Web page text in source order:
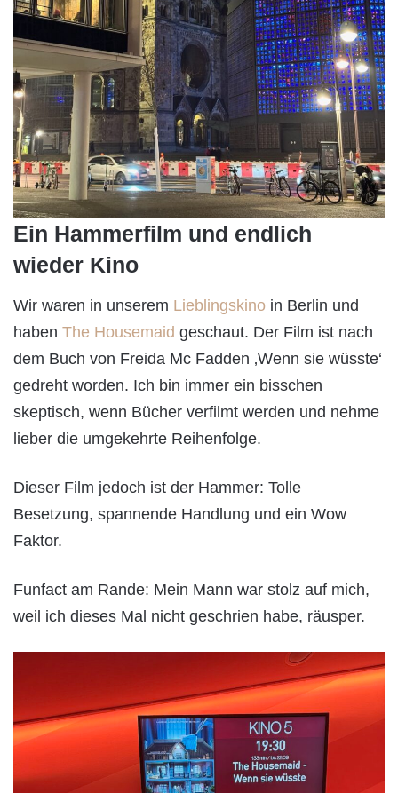
Ein Hammerfilm und endlich
wieder Kino
Wir waren in unserem Lieblingskino in Berlin und
haben The Housemaid geschaut. Der Film ist nach
dem Buch von Freida Mc Fadden ‚Wenn sie wüsste‘
gedreht worden. Ich bin immer ein bisschen
skeptisch, wenn Bücher verfilmt werden und nehme
lieber die umgekehrte Reihenfolge.
Dieser Film jedoch ist der Hammer: Tolle
Besetzung, spannende Handlung und ein Wow
Faktor.
Funfact am Rande: Mein Mann war stolz auf mich,
weil ich dieses Mal nicht geschrien habe, räusper.